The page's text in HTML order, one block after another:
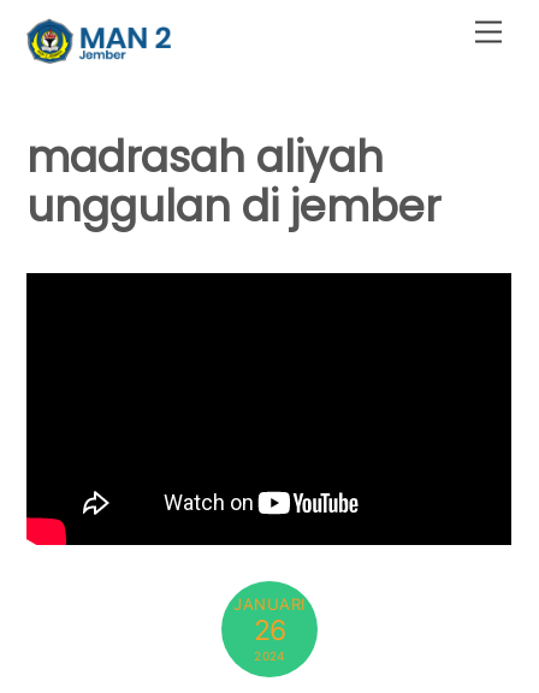
content
madrasah aliyah
unggulan di jember
JANUARI
26
2024